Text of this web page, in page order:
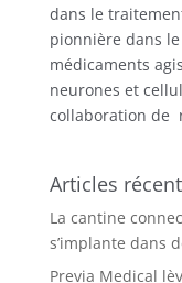
dans le
pionnière dans
médicaments
neurones et
collaboration de
Articles
La cantine
s’implante dans
Previa Medical